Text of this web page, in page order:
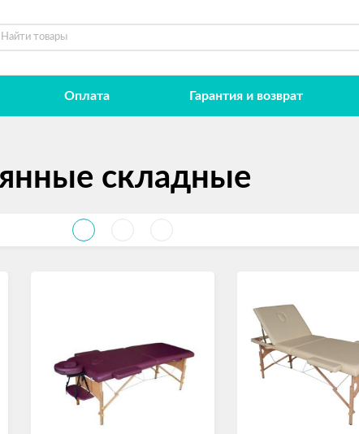
Оплата Гарантия и возврат
складные